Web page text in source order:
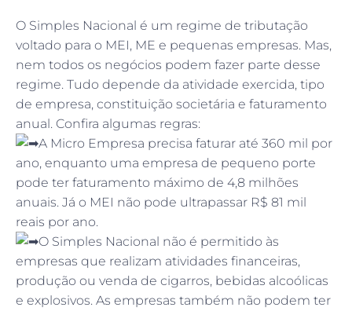
O Simples Nacional é um regime de tributação
voltado para o MEI, ME e pequenas empresas. Mas,
nem todos os negócios podem fazer parte desse
regime. Tudo depende da atividade exercida, tipo
de empresa, constituição societária e faturamento
anual. Confira algumas regras:
A Micro Empresa precisa faturar até 360 mil por
ano, enquanto uma empresa de pequeno porte
pode ter faturamento máximo de 4,8 milhões
anuais. Já o MEI não pode ultrapassar R$ 81 mil
reais por ano.
O Simples Nacional não é permitido às
empresas que realizam atividades financeiras,
produção ou venda de cigarros, bebidas alcoólicas
e explosivos. As empresas também não podem ter